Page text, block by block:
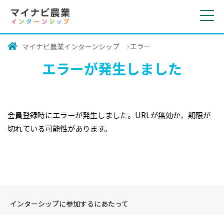
マイナビ農業インターンシップ エラー
エラーが発生しました
会員登録時にエラーが発生しました。URLが無効か、期限が
切れている可能性があります。
インターシップに参加するにあたって